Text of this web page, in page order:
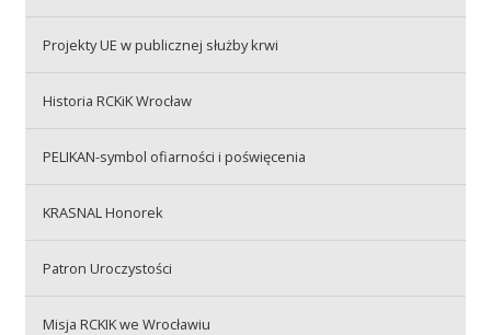
Praca
Projekty UE w publicznej służby krwi
Historia RCKiK Wrocław
PELIKAN-symbol ofiarności i poświęcenia
KRASNAL Honorek
Patron Uroczystości
Misja RCKIK we Wrocławiu